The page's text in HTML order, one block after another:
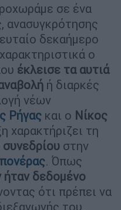
σε ένα
ανασυγκρότησης
δεκαήμερο
ο
έκλεισε τα αυτιά
ή διαρκές
νέων
Ρήγας και ο Νίκος
χαρακτήριζει τη
στην
. Όπως
ήταν δεδομένο
ότι πρέπει να
του.